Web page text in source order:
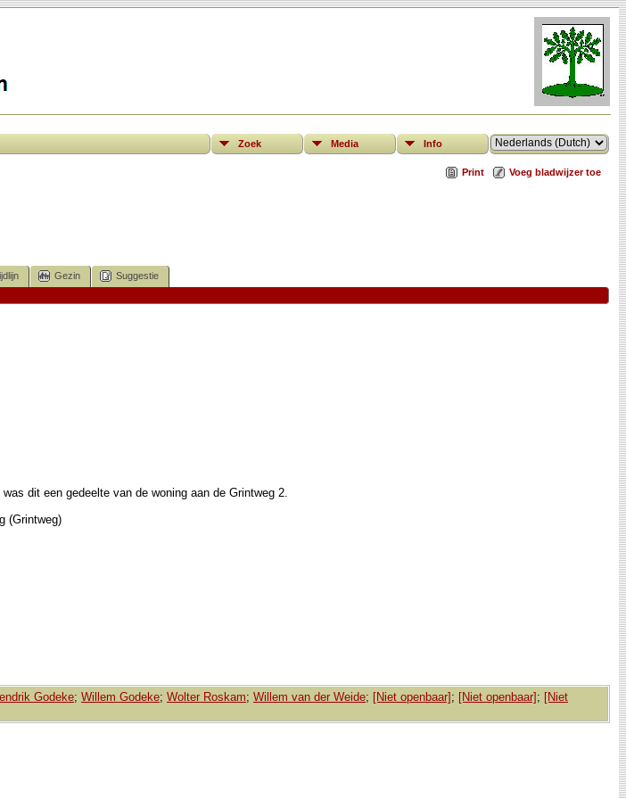
Zoek Media Info
Print Voeg bladwijzer toe
Gezin Suggestie
dit een gedeelte van de woning aan de Grintweg 2.
(Grintweg)
Godeke; Willem Godeke; Wolter Roskam; Willem van der Weide; [Niet openbaar] ; [Niet openbaar] ; [Niet